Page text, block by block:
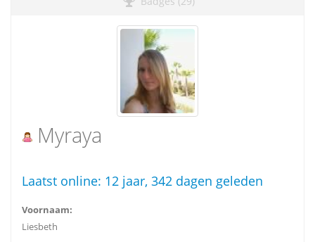
Myraya
Laatst online: 12 jaar, 342 dagen geleden
Voornaam:
Liesbeth